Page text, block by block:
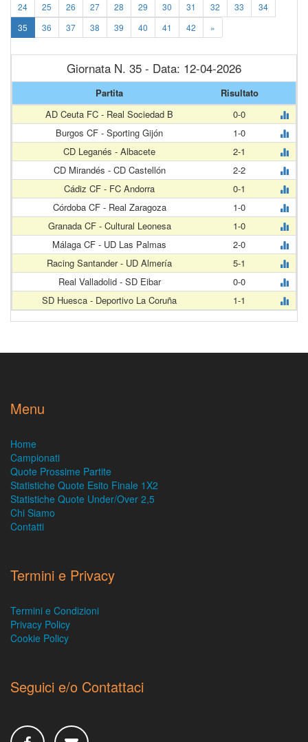
24
25 26 27 28 29 30 31 32 33
34
35
36 37 38 39 40 41 42 »
Giornata N. 35 - Data: 12-04-2026
Partita
Risultato
AD Ceuta FC - Real Sociedad B
0-0
Burgos CF - Sporting Gijón
1-0
CD Leganés - Albacete
2-1
CD Mirandés - CD Castellón
2-2
Cádiz CF - FC Andorra
0-1
Córdoba CF - Real Zaragoza
1-0
Granada CF - Cultural Leonesa
1-0
Málaga CF - UD Las Palmas
2-0
Racing Santander - UD Almería
5-1
Real Valladolid - SD Eibar
0-0
SD Huesca - Deportivo La Coruña
1-1
Menu
Home
Campionati
Quote Prossime Partite
Statistiche Quote Esito Finale 1X2
Statistiche Quote Under/Over 2,5
Chi Siamo
Contatti
Termini e Privacy
Termini e Condizioni
Privacy Policy
Cookie Policy
Seguici e/o Contattaci